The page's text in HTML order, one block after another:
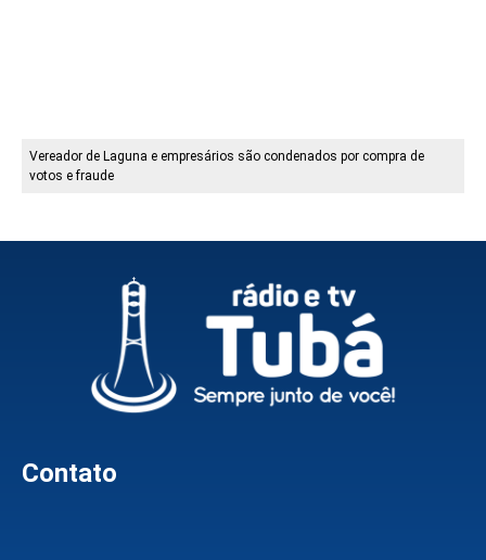
Vereador de Laguna e empresários são condenados por compra de
votos e fraude
Contato